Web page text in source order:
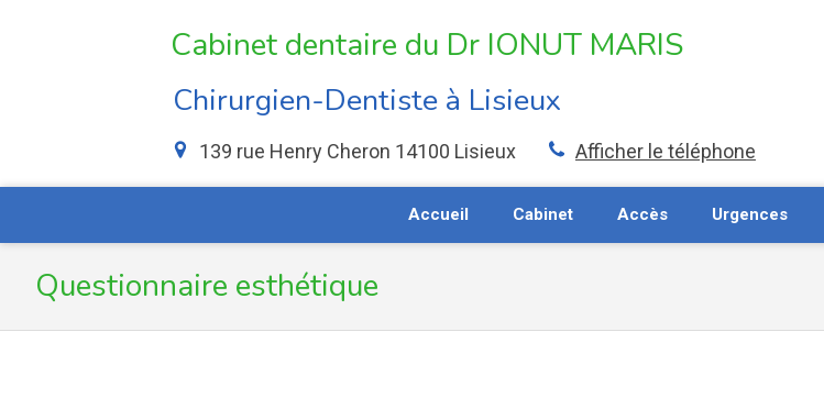
Cabinet dentaire du Dr IONUT MARIS
Chirurgien-Dentiste à Lisieux
139 rue Henry Cheron 14100 Lisieux Afficher le téléphone
Accueil Cabinet Accès Urgences
Questionnaire esthétique